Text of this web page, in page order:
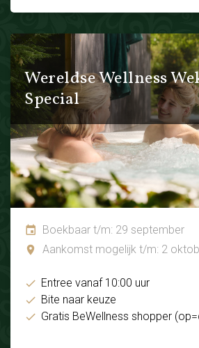
Wereldse Wellness
Special
Boekbaar t/m: 29 september
Aankomst mogelijk t/m: 2
Entree vanaf 10:00 uur
Bite naar keuze
Gratis BeWellness shopper